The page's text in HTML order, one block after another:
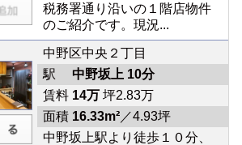
税務署通り沿いの１階店物件
のご紹介です。現況...
中野区中央２丁目
駅 中野坂上 10分
賃料 14万坪2.83万
面積 16.33m²／4.93坪
中野坂上駅より徒歩１０分、